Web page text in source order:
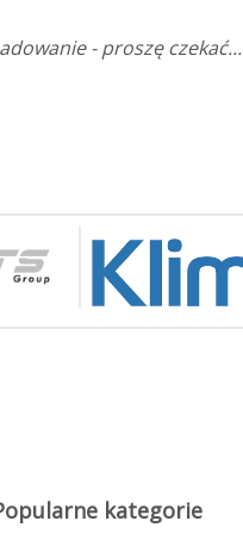
- proszę czekać...
kategorie